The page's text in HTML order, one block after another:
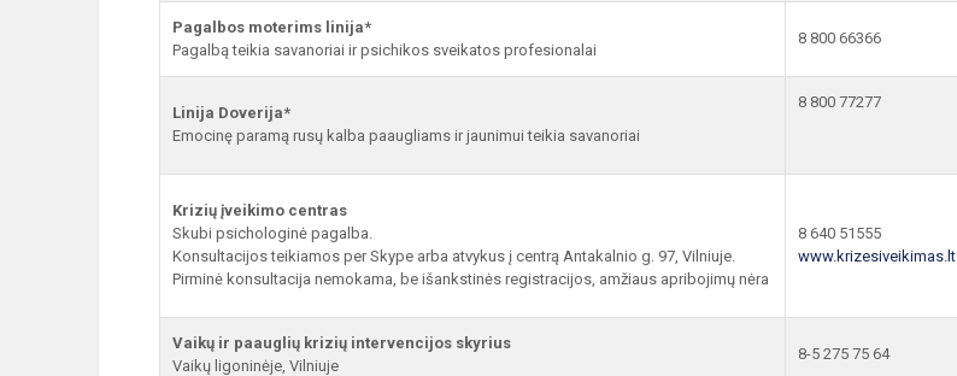
Pagalbos moterims linija*
Pagalbą teikia savanoriai ir psichikos sveikatos profesionalai
8 800 66366
Linija Doverija*
Emocinę paramą rusų kalba paaugliams ir jaunimui teikia savanoriai
8 800 77277
Krizių įveikimo centras
Skubi psichologinė pagalba.
Konsultacijos teikiamos per Skype arba atvykus į centrą Antakalnio g. 97, Vilniuje.
Pirminė konsultacija nemokama, be išankstinės registracijos, amžiaus apribojimų nėra
8 640 51555
www.krizesiveikimas.lt
Vaikų ir paauglių krizių intervencijos skyrius
Vaikų ligoninėje, Vilniuje
8-5 275 75 64